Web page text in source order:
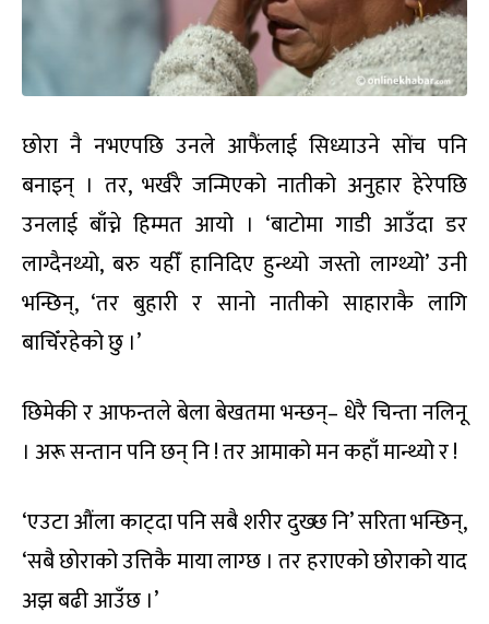
छोरा नै नभएपछि उनले आफैंलाई सिध्याउने सोंच पनि
बनाइन् । तर, भर्खरै जन्मिएको नातीको अनुहार हेरेपछि
उनलाई बाँच्ने हिम्मत आयो । ‘बाटोमा गाडी आउँदा डर
लाग्दैनथ्यो, बरु यहीँ हानिदिए हुन्थ्यो जस्तो लाग्थ्यो’ उनी
भन्छिन्, ‘तर बुहारी र सानो नातीको साहाराकै लागि
बाचिँरहेको छु ।’
छिमेकी र आफन्तले बेला बेखतमा भन्छन्– धेरै चिन्ता नलिनू
। अरू सन्तान पनि छन् नि ! तर आमाको मन कहाँ मान्थ्यो र !
‘एउटा औंला काट्दा पनि सबै शरीर दुख्छ नि’ सरिता भन्छिन्,
‘सबै छोराको उत्तिकै माया लाग्छ । तर हराएको छोराको याद
अझ बढी आउँछ ।’